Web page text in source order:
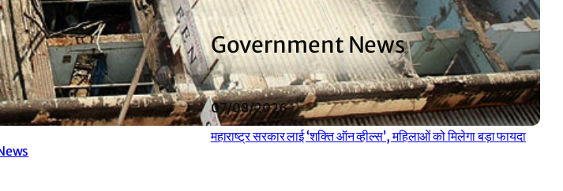
Government News
07/08/2026
महाराष्ट्र सरकार लाई ‘शक्ति ऑन व्हील्स’, महिलाओं को मिलेगा बड़ा फायदा